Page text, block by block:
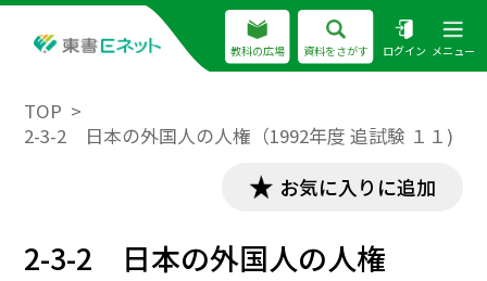
教科の広場 資料をさがす ログイン メニュー
TOP
2-3-2 日本の外国人の人権（1992年度 追試験 １１)
お気に入りに追加
2-3-2 日本の外国人の人権